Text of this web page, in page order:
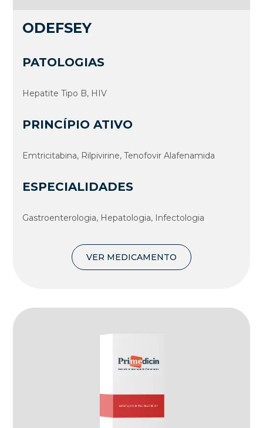
ODEFSEY
PATOLOGIAS
Hepatite Tipo B, HIV
PRINCÍPIO ATIVO
Emtricitabina, Rilpivirine, Tenofovir Alafenamida
ESPECIALIDADES
Gastroenterologia, Hepatologia, Infectologia
VER MEDICAMENTO